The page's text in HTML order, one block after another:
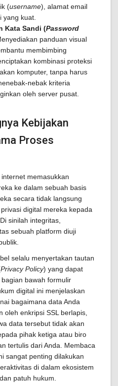
(username), alamat email
yang kuat.
Kata Sandi (Password
panduan visual
membimbing
kombinasi proteksi
komputer, tanpa harus
nebak kriteria
oleh server pusat.
Kebijakan
Proses
memasukkan
ke dalam sebuah basis
secara tidak langsung
digital mereka kepada
sinilah integritas,
sebuah platform diuji
selalu menyertakan tautan
Privacy Policy) yang dapat
bawah formulir
digital ini menjelaskan
bagaimana data Anda
oleh enkripsi SSL berlapis,
data tersebut tidak akan
pihak ketiga atau biro
tertulis dari Anda. Membaca
sangat penting dilakukan
di dalam ekosistem
patuh hukum.